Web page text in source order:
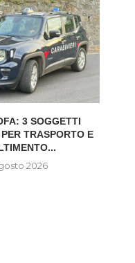
3 SOGGETTI
TRASPORTO E
2026